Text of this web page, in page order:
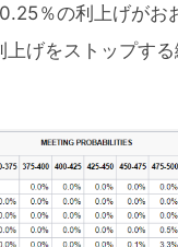
％の利上げがお
上げをストップす